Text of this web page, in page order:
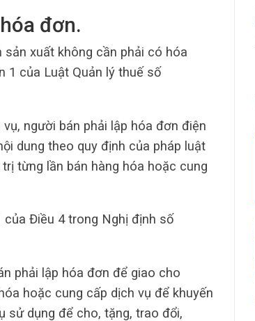
đơn.
xuất không cần phải có hóa
1 của Luật Quản lý thuế số
người bán phải lập hóa đơn điện
dung theo quy định của pháp luật
từng lần bán hàng hóa hoặc cung
Điều 4 trong Nghị định số
phải lập hóa đơn để giao cho
hoặc cung cấp dịch vụ để khuyến
sử dụng để cho, tặng, trao đổi,